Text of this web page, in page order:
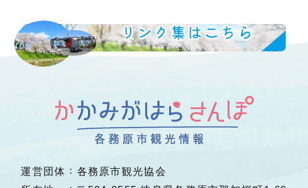
リンク集はこちら
LINK
運営団体
各務原市観光協会